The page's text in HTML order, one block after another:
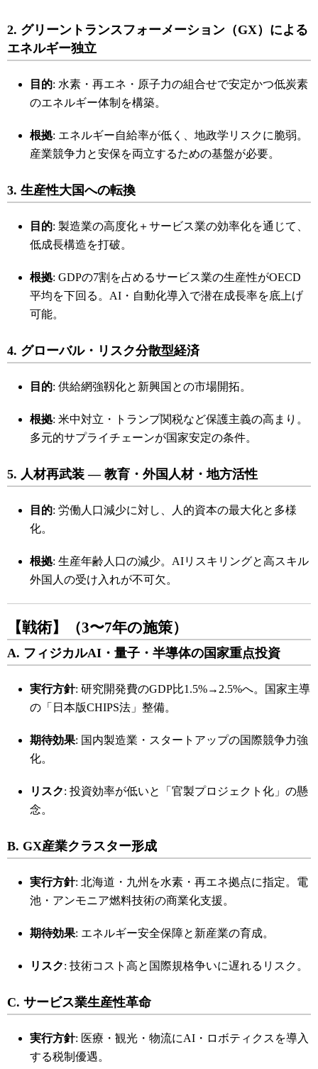
2. グリーントランスフォーメーション（GX）による
エネルギー独立
目的: 水素・再エネ・原子力の組合せで安定かつ低炭素
のエネルギー体制を構築。
根拠: エネルギー自給率が低く、地政学リスクに脆弱。
産業競争力と安保を両立するための基盤が必要。
3. 生産性大国への転換
目的: 製造業の高度化＋サービス業の効率化を通じて、
低成長構造を打破。
根拠: GDPの7割を占めるサービス業の生産性がOECD
平均を下回る。AI・自動化導入で潜在成長率を底上げ
可能。
4. グローバル・リスク分散型経済
目的: 供給網強靱化と新興国との市場開拓。
根拠: 米中対立・トランプ関税など保護主義の高まり。
多元的サプライチェーンが国家安定の条件。
5. 人材再武装 ― 教育・外国人材・地方活性
目的: 労働人口減少に対し、人的資本の最大化と多様
化。
根拠: 生産年齢人口の減少。AIリスキリングと高スキル
外国人の受け入れが不可欠。
【戦術】（3〜7年の施策）
A. フィジカルAI・量子・半導体の国家重点投資
実行方針: 研究開発費のGDP比1.5%→2.5%へ。国家主導
の「日本版CHIPS法」整備。
期待効果: 国内製造業・スタートアップの国際競争力強
化。
リスク: 投資効率が低いと「官製プロジェクト化」の懸
念。
B. GX産業クラスター形成
実行方針: 北海道・九州を水素・再エネ拠点に指定。電
池・アンモニア燃料技術の商業化支援。
期待効果: エネルギー安全保障と新産業の育成。
リスク: 技術コスト高と国際規格争いに遅れるリスク。
C. サービス業生産性革命
実行方針: 医療・観光・物流にAI・ロボティクスを導入
する税制優遇。